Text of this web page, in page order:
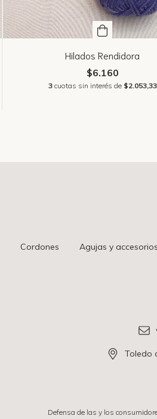
Hilados Rendidora
$6.160
3 cuotas sin interés de $2.053,33
Cordones Agujas y accesorios
Toledo
Defensa de las y los